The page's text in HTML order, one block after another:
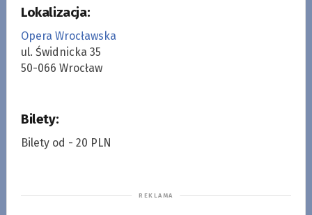
Lokalizacja:
Opera Wrocławska
ul. Świdnicka 35
50-066 Wrocław
Bilety:
Bilety od - 20 PLN